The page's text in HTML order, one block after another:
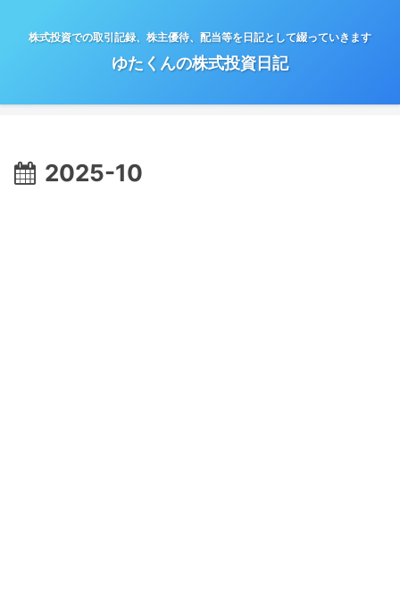
株式投資での取引記録、株主優待、配当等を日記として綴っていきます
ゆたくんの株式投資日記
2025-10